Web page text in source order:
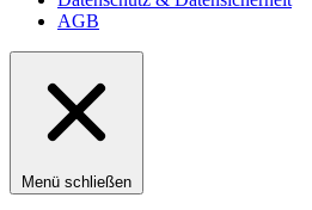
AGB
Menü schließen